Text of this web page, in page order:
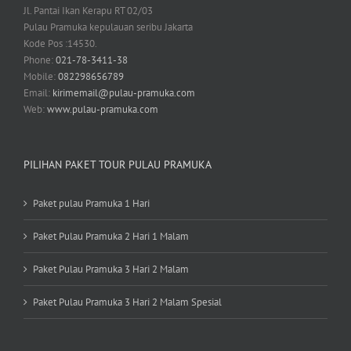
Jl. Pantai Ikan Kerapu RT 02/03
Pulau Pramuka kepulauan seribu Jakarta
Kode Pos :14530.
Phone:021-78-3411-38
Mobile:082298656789
Email: kirimemail@pulau-pramuka.com
Web:www.pulau-pramuka.com
PILIHAN PAKET TOUR PULAU PRAMUKA
Paket pulau Pramuka 1 Hari
Paket Pulau Pramuka 2 Hari 1 Malam
Paket Pulau Pramuka 3 Hari 2 Malam
Paket Pulau Pramuka 3 Hari 2 Malam Spesial